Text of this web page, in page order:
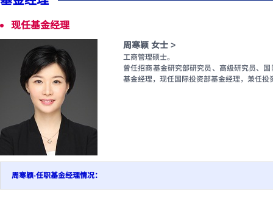
现任基金经理
周寒颖 女士 >
工商管理硕士。
曾任招商基金研究部研究员、高级研究员、
基金经理，现任国际投资部基金经理，兼任
周寒颖-任职基金经理情况：